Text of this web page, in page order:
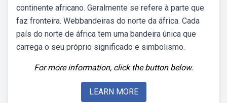
continente africano. Geralmente se refere à parte que
faz fronteira. Webbandeiras do norte da áfrica. Cada
país do norte de áfrica tem uma bandeira única que
carrega o seu próprio significado e simbolismo.
For more information, click the button below.
LEARN MORE